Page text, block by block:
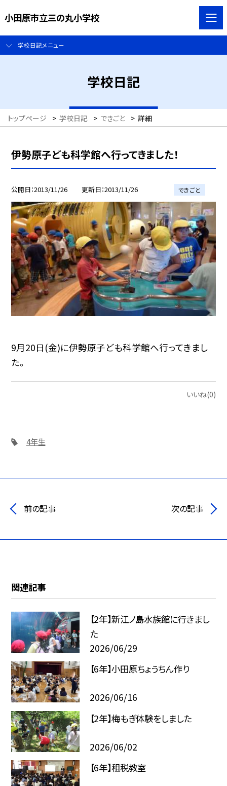
小田原市立三の丸小学校
学校日記メニュー
学校日記
トップページ > 学校日記 > できごと > 詳細
伊勢原子ども科学館へ行ってきました！
公開日 2013/11/26 更新日 2013/11/26 できごと
9月20日(金)に伊勢原子ども科学館へ行ってきまし
た。
いいね(0)
4年生
前の記事 次の記事
関連記事
【2年】新江ノ島水族館に行きまし
た
2026/06/29
【6年】小田原ちょうちん作り
2026/06/16
【2年】梅もぎ体験をしました
2026/06/02
【6年】租税教室